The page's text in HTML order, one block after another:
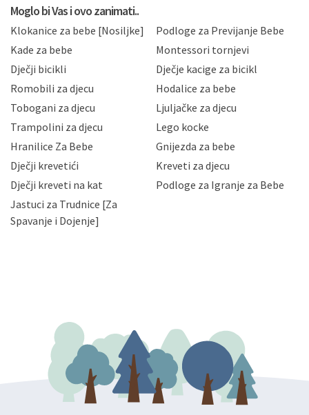
privatnosti i kolačića koju možete pročitati ovdje i
Hrvatske, a uvijek uz primjenu odgovarajućih tehničkih i
sigurnosnih mjera zaštite osobnih podataka od
neovlaštenog pristupa, zlouporabe, otkrivanja,
gubitka ili uništenja. Mae.hr štiti privatnost svojih
korisnika i posjetitelja web stranica, čuva povjerljivost
Vaših osobnih podataka te omogućava pristup i
priopćavanje osobnih podataka samo onim svojim
zaposlenicima kojima su isti potrebni radi provedbe
slučajevima koji su dozvoljeni zakonima. Napominjemo
da možete u svako doba, u potpunosti ili djelomice,
zatražiti prestanak aktivnosti obrade Vaših osobnih
podataka. Opoziv privole možete podnijeti poštom na
gore navedenu adresu ili e-mailom na adresu:
Moglo bi Vas i ovo zanimati..
Klokanice za bebe [Nosiljke]
Podloge za Previjanje Bebe
Kade za bebe
Montessori tornjevi
Dječji bicikli
Dječje kacige za bicikl
Romobili za djecu
Hodalice za bebe
Tobogani za djecu
Ljuljačke za djecu
Trampolini za djecu
Lego kocke
Hranilice Za Bebe
Gnijezda za bebe
Dječji krevetići
Kreveti za djecu
Dječji kreveti na kat
Podloge za Igranje za Bebe
Jastuci za Trudnice [Za
Spavanje i Dojenje]